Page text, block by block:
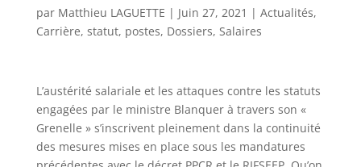
par Matthieu LAGUETTE | Juin 27, 2021 | Actualités,
Carrière, statut, postes, Dossiers, Salaires
L’austérité salariale et les attaques contre les statuts
engagées par le ministre Blanquer à travers son «
Grenelle » s’inscrivent pleinement dans la continuité
des mesures mises en place sous les mandatures